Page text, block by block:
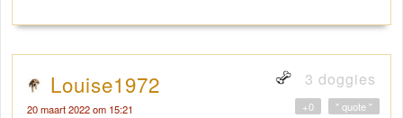
Louise1972 3 doggies
20 maart 2022 om 15:21 " quote "
+0